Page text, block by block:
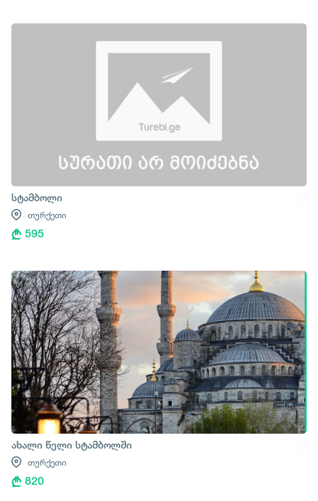
სტამბოლი
თურქეთი
595
ახალი წელი სტამბოლში
თურქეთი
820